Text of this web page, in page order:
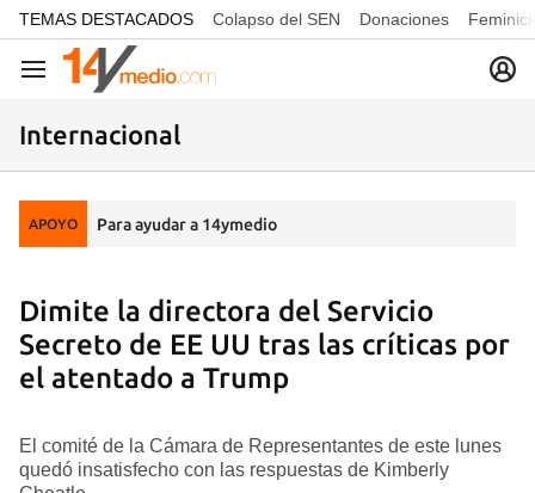
common.go-to-content
TEMAS DESTACADOS Colapso del SEN Donaciones
Navegación
Internacional
APOYO Para ayudar a 14ymedio
Dimite la directora del Servicio
Secreto de EE UU tras las críticas por
el atentado a Trump
El comité de la Cámara de Representantes de este lunes
quedó insatisfecho con las respuestas de Kimberly